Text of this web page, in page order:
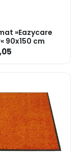
»Eazycare
90x150 cm